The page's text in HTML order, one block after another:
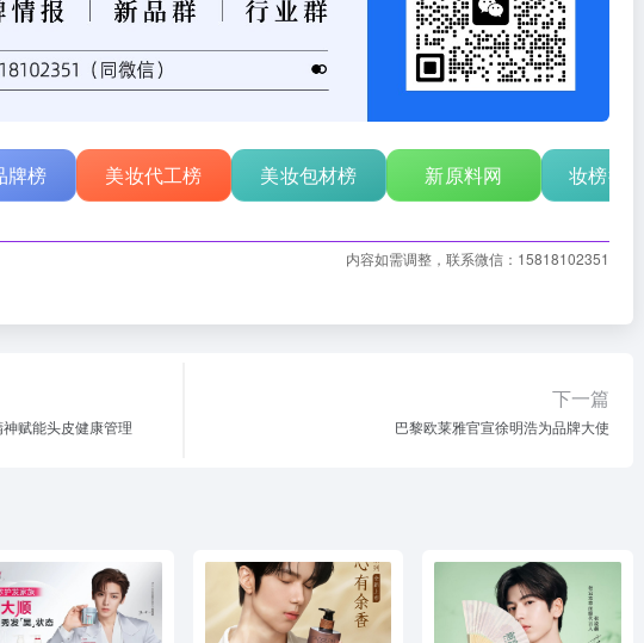
牌榜 美妆代工榜 美妆包材榜 新原料网 妆榜行
内容如需调整，联系微信：15818102351
赋能头皮健康管理
下一篇
巴黎欧莱雅官宣徐明浩为品牌大使